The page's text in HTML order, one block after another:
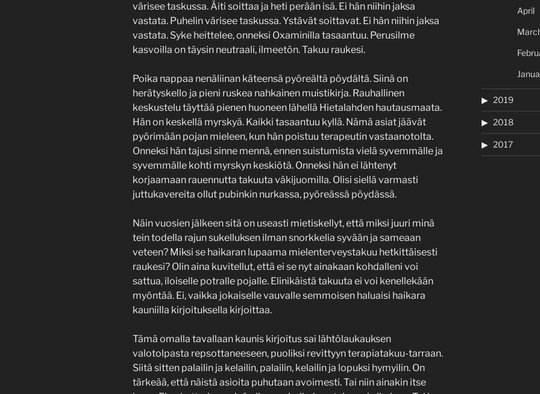
värisee taskussa. Äiti soittaa ja heti perään isä. Ei hän niihin jaksa
vastata. Puhelin värisee taskussa. Ystävät soittavat. Ei hän niihin jaksa
vastata. Syke heittelee, onneksi Oxaminilla tasaantuu. Perusilme
kasvoilla on täysin neutraali, ilmeetön. Takuu raukesi.
Poika nappaa nenäliinan käteensä pyöreältä pöydältä. Siinä on
herätyskello ja pieni ruskea nahkainen muistikirja. Rauhallinen
keskustelu täyttää pienen huoneen lähellä Hietalahden hautausmaata.
Hän on keskellä myrskyä. Kaikki tasaantuu kyllä. Nämä asiat jäävät
pyörimään pojan mieleen, kun hän poistuu terapeutin vastaanotolta.
Onneksi hän tajusi sinne mennä, ennen suistumista vielä syvemmälle ja
syvemmälle kohti myrskyn keskiötä. Onneksi hän ei lähtenyt
korjaamaan rauennutta takuuta väkijuomilla. Olisi siellä varmasti
juttukavereita ollut pubinkin nurkassa, pyöreässä pöydässä.
Näin vuosien jälkeen sitä on useasti mietiskellyt, että miksi juuri minä
tein todella rajun sukelluksen ilman snorkkelia syvään ja sameaan
veteen? Miksi se haikaran lupaama mielenterveystakuu hetkittäisesti
raukesi? Olin aina kuvitellut, että ei se nyt ainakaan kohdalleni voi
sattua, iloiselle potralle pojalle. Elinikäistä takuuta ei voi kenellekään
myöntää. Ei, vaikka jokaiselle vauvalle semmoisen haluaisi haikara
kauniilla kirjoituksella kirjoittaa.
Tämä omalla tavallaan kaunis kirjoitus sai lähtölaukauksen
valotolpasta repsottaneeseen, puoliksi revittyyn terapiatakuu-tarraan.
Siitä sitten palailin ja kelailin, palailin, kelailin ja lopuksi hymyilin. On
tärkeää, että näistä asioita puhutaan avoimesti. Tai niin ainakin itse
April
2019
2018
2017